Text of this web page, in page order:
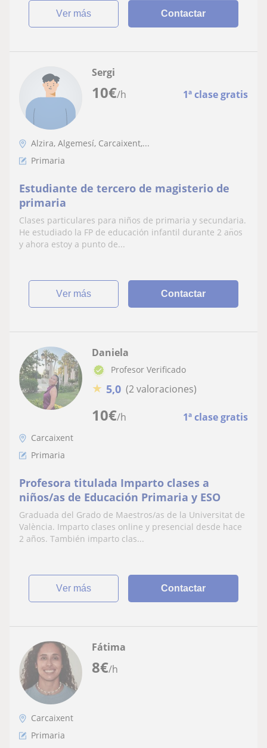
ver más Contactar
10€/h 1ª clase gratis
Sergi
Alzira, Algemesí, Carcaixent,...
Primaria
Estudiante de tercero de magisterio de
primaria
Clases particulares para niños de primaria y secundaria.
He estudiado la FP de educación infantil durante 2 an̈os
y ahora estoy a punto de...
ver más Contactar
10€/h 1ª clase gratis
Daniela
Profesor Verificado
★ 5,0 (2 valoraciones)
Carcaixent
Primaria
Profesora titulada Imparto clases a
niños/as de Educación Primaria y ESO
Graduada del Grado de Maestros/as de la Universitat de
València. Imparto clases online y presencial desde hace
2 años. También imparto clas...
ver más Contactar
8€/h
Fátima
Carcaixent
Primaria